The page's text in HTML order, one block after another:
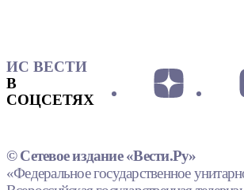
ИС ВЕСТИ
В
СОЦСЕТЯХ
© Сетевое издание «Вести.Ру»
«Федеральное государственное